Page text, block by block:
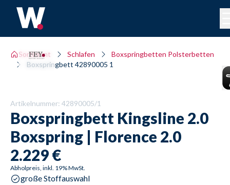
Sortiment Schlafen
Boxspringbetten Polsterbetten
Boxspringbett 42890005 1
Artikelnummer: 42890005/1
Boxspringbett Kingsline 2.0
Boxspring | Florence 2.0
2.229 €
Abholpreis, inkl. 19% MwSt.
große Stoffauswahl